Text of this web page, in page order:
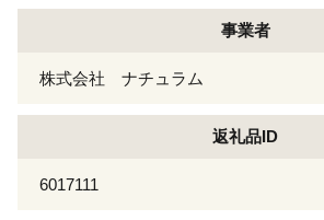
事業者
株式会社 ナチュラム
返礼品ID
6017111